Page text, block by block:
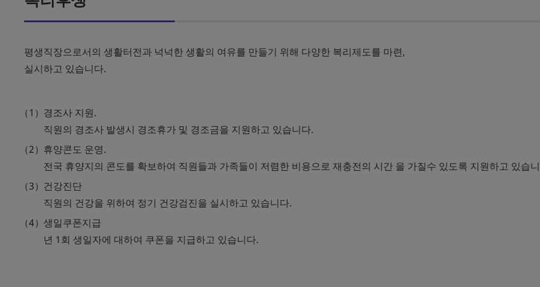
평생직장으로서의 생활터전과 넉넉한 생활의 여유를 만들기 위해 다양한 복리제도를 마련,
실시하고 있습니다.
경조사 지원.
직원의 경조사 발생시 경조휴가 및 경조금을 지원하고 있습니다.
휴양콘도 운영.
전국 휴양지의 콘도를 확보하여 직원들과 가족들이 저렴한 비용으로 재충전의 시간 을 가질수 있도록 지원하고 있습
건강진단
직원의 건강을 위하여 정기 건강검진을 실시하고 있습니다.
생일쿠폰지급
년 1회 생일자에 대하여 쿠폰을 지급하고 있습니다.